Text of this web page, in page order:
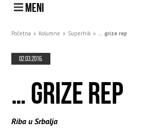
MENI
Početna » Kolumne » Superhik » … grize rep
02.03.2016.
… GRIZE REP
Riba u Srbalja